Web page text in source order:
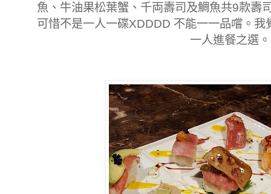
魚、牛油果松葉蟹、千両壽司及鯛魚共9款壽
可惜不是一人一碟XDDDD 不能一一品嚐。
一人進餐之選。